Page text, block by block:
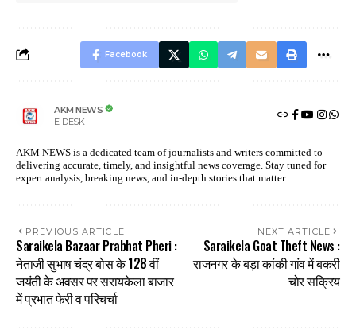
Facebook
AKM NEWS
E-DESK
AKM NEWS is a dedicated team of journalists and writers committed to
delivering accurate, timely, and insightful news coverage. Stay tuned for
expert analysis, breaking news, and in-depth stories that matter.
PREVIOUS ARTICLE
Saraikela Bazaar Prabhat Pheri :
नेताजी सुभाष चंद्र बोस के 128 वीं
जयंती के अवसर पर सरायकेला बाजार
में प्रभात फेरी व परिचर्चा
NEXT ARTICLE
Saraikela Goat Theft News :
राजनगर के बड़ा कांकी गांव में बकरी
चोर सक्रिय